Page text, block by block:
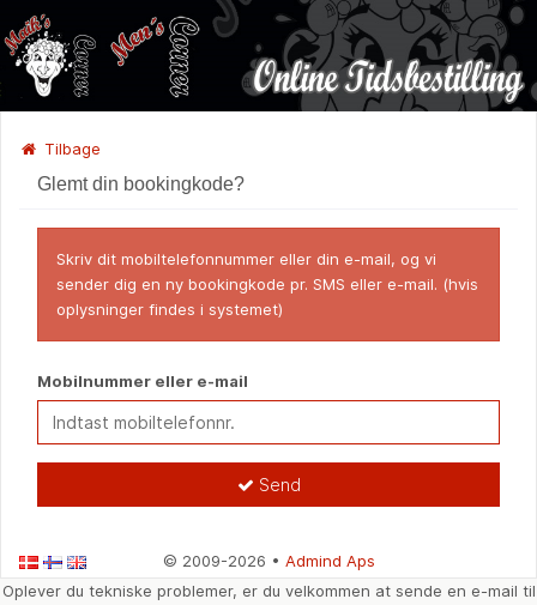
Tilbage
Glemt din bookingkode?
Skriv dit mobiltelefonnummer eller din e-mail, og vi
sender dig en ny bookingkode pr. SMS eller e-mail. (hvis
oplysninger findes i systemet)
Mobilnummer eller e-mail
Send
© 2009-2026 • Admind Aps
Oplever du tekniske problemer, er du velkommen at sende en e-mail til